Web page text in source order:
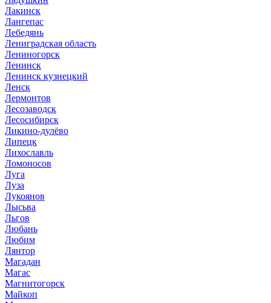
Лакинск
Лангепас
Лебедянь
Лениградская область
Лениногорск
Ленинск
Ленинск кузнецкий
Ленск
Лермонтов
Лесозаводск
Лесосибирск
Ликино-дулёво
Липецк
Лихославль
Ломоносов
Луга
Луза
Лукоянов
Лысьва
Льгов
Любань
Любим
Лянтор
Магадан
Магас
Магнитогорск
Майкоп